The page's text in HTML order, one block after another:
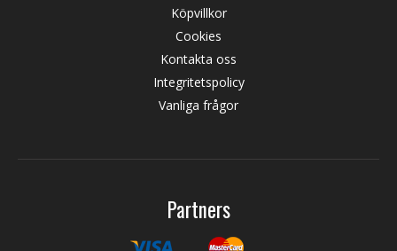
Köpvillkor
Cookies
Kontakta oss
Integritetspolicy
Vanliga frågor
Partners